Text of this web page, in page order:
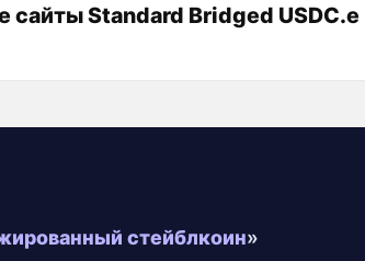
сайты Standard Bridged USDC.e
стейблкоин»